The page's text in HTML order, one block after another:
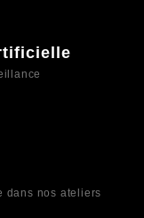
dans nos ateliers